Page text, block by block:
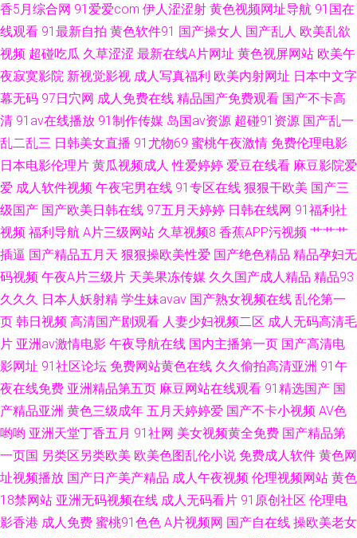
香5月综合网 91爱爱com 伊人涩涩射 黄色视频网址导航 91国在
线观看 91最新自拍 黄色软件91 国产操女人 国产乱人 欧美乱欲
视频 超碰吃瓜 久草涩涩 最新在线A片网址 黄色视屏网站 欧美午
夜寂寞影院 新视觉影视 成人写真福利 欧美内射网址 日本中文字
幕无码 97日穴网 成人免费在线 精品国产免费观看 国产不卡高
清 91av在线播放 91制作传媒 岛国av资源 超碰91资源 国产乱一
乱二乱三 日韩美女直播 91尤物69 蜜桃午夜激情 免费伦理电影
日本电影伦理片 黄瓜视频成人 性爱婷婷 爱豆在线看 麻豆影院爱
爱 成人软件视频 午夜宅男在线 91专区在线 狠狠干欧美 国产三
级国产 国产欧美日韩在线 97五月天婷婷 日韩在线网 91福利社
视频 福利导航 A片三级网站 久草视频8 香蕉APP污视频 艹艹艹
插逼 国产精品五月天 狠狠操欧美性爱 国产绝色精品 精品孕妇无
码视频 午夜A片三级片 天美果冻传媒 久久国产成人精品 精品93
久久久 日本人妖射精 学生妹avav 国产熟女视频在线 乱伦第一
页 韩日视频 高清国产剧观看 人妻少妇视频二区 成人无码高清毛
片 亚洲av激情电影 午夜导航在线 国内主播第一页 国产高清电
影网址 91社区论坛 免费网站黄色在线 久久偷拍高清亚洲 91午
夜在线免费 亚洲精品第五页 麻豆网站在线观看 91精选国产 国
产精品亚洲 黄色三级成年 五月天婷婷爱 国产不卡小视频 AV色
哟哟 亚洲天堂丁香五月 91社网 美女视频黄全免费 国产精品第
一页国 另类区另类欧美 欧美色图乱伦小说 免费成人软件 黄色网
址视频播放 国产日产美产精品 成人午夜视频 伦理视频网站 黄色
18禁网站 亚洲无码视频在线 成人无码看片 91原创社区 伦理电
影香港 成人免费 蜜桃91色色 A片视频网 国产自在线 操欧美老女